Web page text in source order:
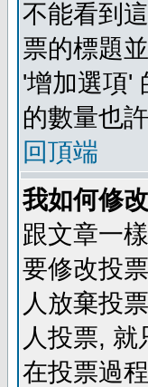
不能看到
票的標題
'增加選項'
的數量也
回頂端
我如何修
跟文章一
要修改投
人放棄投
人投票,
在投票過